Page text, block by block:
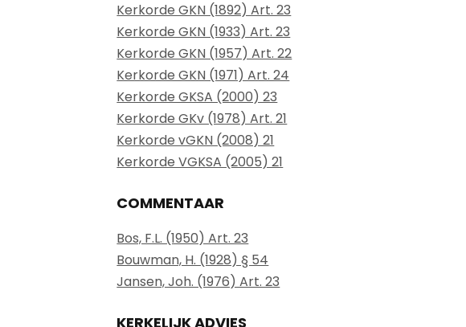
Kerkorde GKN (1892) Art. 23
Kerkorde GKN (1933) Art. 23
Kerkorde GKN (1957) Art. 22
Kerkorde GKN (1971) Art. 24
Kerkorde GKSA (2000) 23
Kerkorde GKv (1978) Art. 21
Kerkorde vGKN (2008) 21
Kerkorde VGKSA (2005) 21
COMMENTAAR
Bos, F.L. (1950) Art. 23
Bouwman, H. (1928) § 54
Jansen, Joh. (1976) Art. 23
KERKELIJK ADVIES